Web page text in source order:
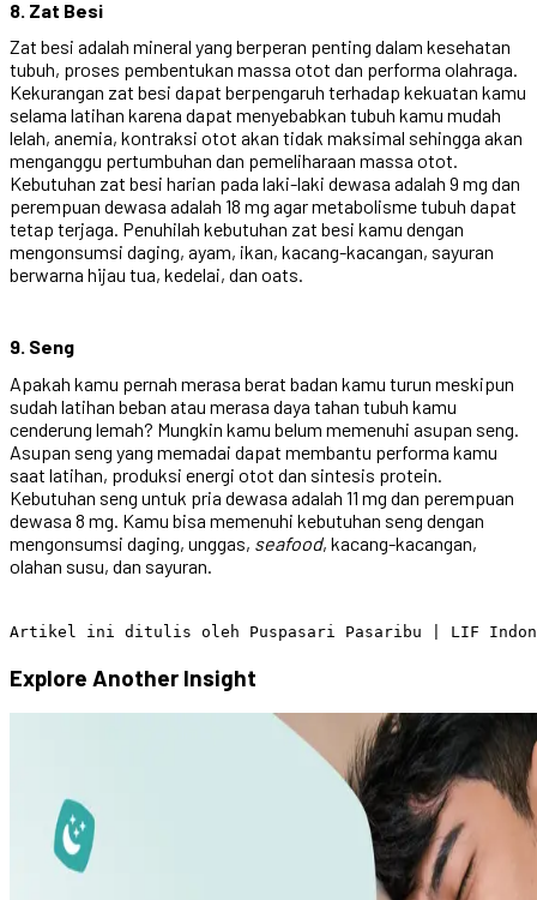
8. Zat Besi
Zat besi adalah mineral yang berperan penting dalam kesehatan
tubuh, proses pembentukan massa otot dan performa olahraga.
Kekurangan zat besi dapat berpengaruh terhadap kekuatan kamu
selama latihan karena dapat menyebabkan tubuh kamu mudah
lelah, anemia, kontraksi otot akan tidak maksimal sehingga akan
menganggu pertumbuhan dan pemeliharaan massa otot.
Kebutuhan zat besi harian pada laki-laki dewasa adalah 9 mg dan
perempuan dewasa adalah 18 mg agar metabolisme tubuh dapat
tetap terjaga. Penuhilah kebutuhan zat besi kamu dengan
mengonsumsi daging, ayam, ikan, kacang-kacangan, sayuran
berwarna hijau tua, kedelai, dan oats.
9. Seng
Apakah kamu pernah merasa berat badan kamu turun meskipun
sudah latihan beban atau merasa daya tahan tubuh kamu
cenderung lemah? Mungkin kamu belum memenuhi asupan seng.
Asupan seng yang memadai dapat membantu performa kamu
saat latihan, produksi energi otot dan sintesis protein.
Kebutuhan seng untuk pria dewasa adalah 11 mg dan perempuan
dewasa 8 mg. Kamu bisa memenuhi kebutuhan seng dengan
mengonsumsi daging, unggas, seafood, kacang-kacangan,
olahan susu, dan sayuran.
Explore Another Insight